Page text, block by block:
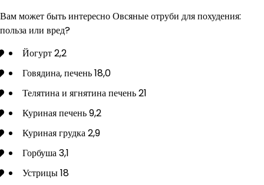
Вам может быть интересно Овсяные отруби для похудения:
польза или вред?
Йогурт 2,2
Говядина, печень 18,0
Телятина и ягнятина печень 21
Куриная печень 9,2
Куриная грудка 2,9
Горбуша 3,1
Устрицы 18